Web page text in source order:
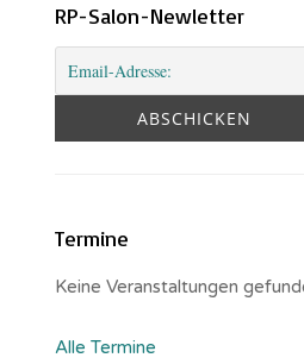
RP-Salon-Newletter
Termine
Keine Veranstaltungen
Alle Termine